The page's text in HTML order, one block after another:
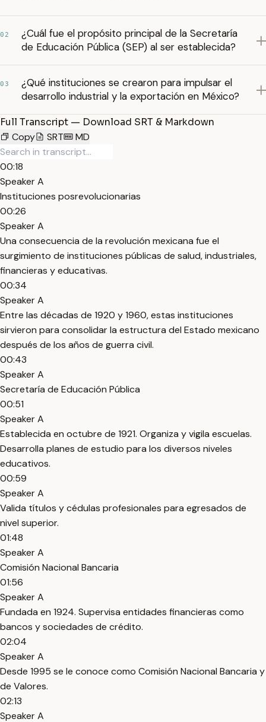
02
¿Cuál fue el propósito principal de la Secretaría
de Educación Pública (SEP) al ser establecida?
03
¿Qué instituciones se crearon para impulsar el
desarrollo industrial y la exportación en México?
Full Transcript — Download SRT & Markdown
Copy
SRT MD
00:18
Speaker A
Instituciones posrevolucionarias
00:26
Speaker A
Una consecuencia de la revolución mexicana fue el
surgimiento de instituciones públicas de salud, industriales,
financieras y educativas.
00:34
Speaker A
Entre las décadas de 1920 y 1960, estas instituciones
sirvieron para consolidar la estructura del Estado mexicano
después de los años de guerra civil.
00:43
Speaker A
Secretaría de Educación Pública
00:51
Speaker A
Establecida en octubre de 1921. Organiza y vigila escuelas.
Desarrolla planes de estudio para los diversos niveles
educativos.
00:59
Speaker A
Valida títulos y cédulas profesionales para egresados de
nivel superior.
01:48
Speaker A
Comisión Nacional Bancaria
01:56
Speaker A
Fundada en 1924. Supervisa entidades financieras como
bancos y sociedades de crédito.
02:04
Speaker A
Desde 1995 se le conoce como Comisión Nacional Bancaria y
de Valores.
02:13
Speaker A